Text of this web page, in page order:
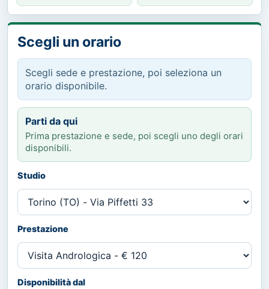
Scegli un orario
Scegli sede e prestazione, poi seleziona un
orario disponibile.
Parti da qui
Prima prestazione e sede, poi scegli uno degli orari
disponibili.
Studio
Prestazione
Disponibilità dal